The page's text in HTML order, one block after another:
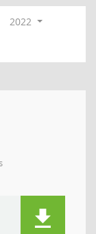
2022